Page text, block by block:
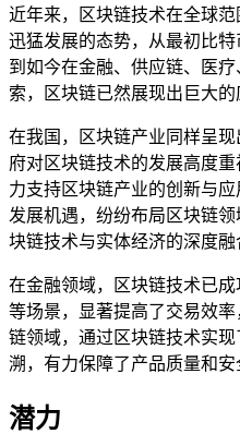
近年来，区块链技术在全球
迅猛发展的态势，从最初比特
到如今在金融、供应链、医
索，区块链已然展现出巨大的
在我国，区块链产业同样呈
府对区块链技术的发展高度
力支持区块链产业的创新与
发展机遇，纷纷布局区块链
块链技术与实体经济的深度融
在金融领域，区块链技术已
等场景，显著提高了交易效
链领域，通过区块链技术实
溯，有力保障了产品质量和安
潜力